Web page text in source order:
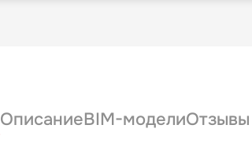
ОписаниеBIM-моделиОтзывы